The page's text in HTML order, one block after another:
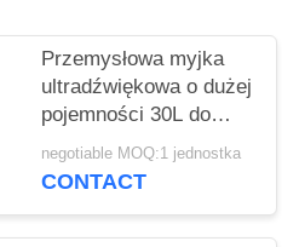
Przemysłowa myjka
ultradźwiękowa o dużej
pojemności 30L do
czyszczenia gaźników
/ tłoków
negotiable MOQ:1 jednostka
CONTACT